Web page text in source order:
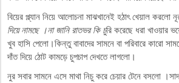
বিয়ের প্ল্যান নিয়ে আলোচনা মাঝখানেই হঠাৎ খেয়াল করলো
দিয়ে নামছে ।না জানি রাতভর কি চুরি করেছে ধরা খাওয়ার
খুব হাসি পেলো।কিন্তু বাবাদের সামনে বা পরিবারে কারো
দাঁত দিয়ে ঠোট কামড়ে চুপচাপ দেখতে লাগলো।
নুর সবার সামনে এসে মাথা নিচু করে চেয়ার টেনে বসলো